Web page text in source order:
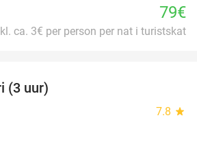
79€
ca. 3€ per person per nat i turistskat
(3 uur)
7.8 star